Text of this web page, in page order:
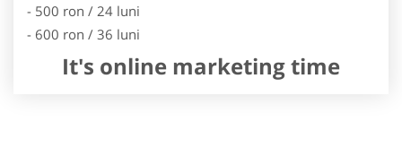
- 500 ron / 24 luni
- 600 ron / 36 luni
It's online marketing time